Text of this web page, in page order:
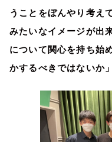
うことをぼんやり考え
みたいなイメージが出
について関心を持ち始
かするべきではないか